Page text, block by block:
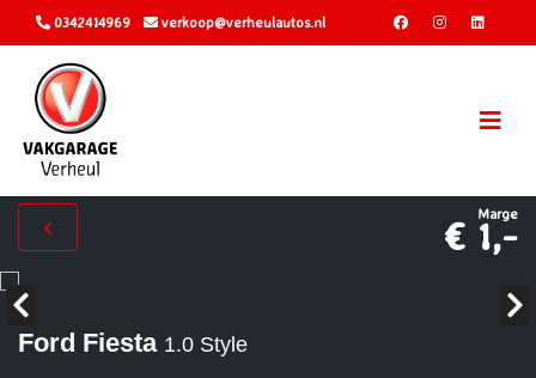
0342414969 verkoop@verheulautos.nl
Marge
€ 1,-
Ford Fiesta 1.0 Style